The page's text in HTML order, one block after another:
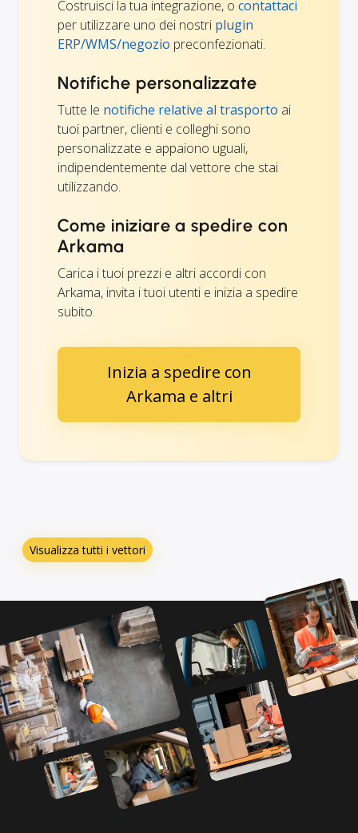
Costruisci la tua integrazione, o contattaci
per utilizzare uno dei nostri plugin
ERP/WMS/negozio preconfezionati.
Notifiche personalizzate
Tutte le notifiche relative al trasporto ai
tuoi partner, clienti e colleghi sono
personalizzate e appaiono uguali,
indipendentemente dal vettore che stai
utilizzando.
Come iniziare a spedire con
Arkama
Carica i tuoi prezzi e altri accordi con
Arkama, invita i tuoi utenti e inizia a spedire
subito.
Inizia a spedire con
Arkama e altri
Visualizza tutti i vettori